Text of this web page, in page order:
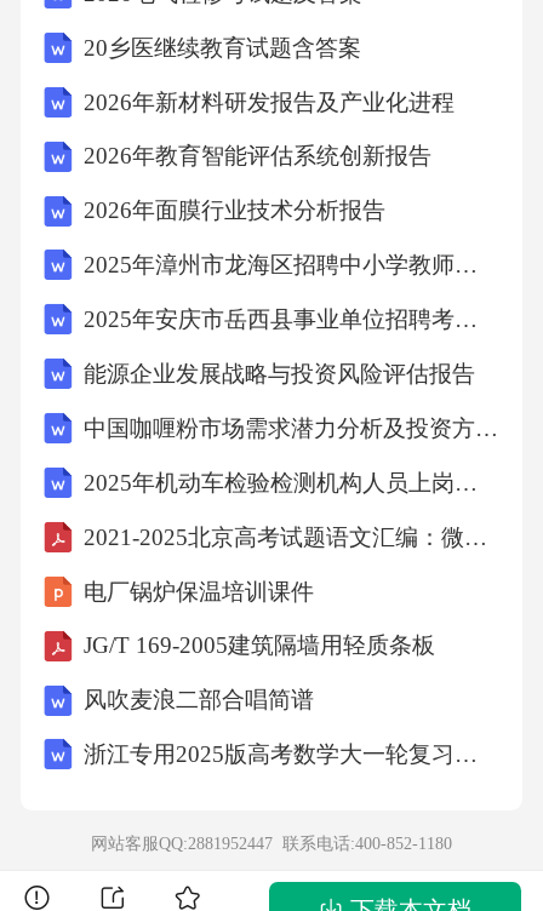
拘留。A.可疑人员B.与案件有关的人员C.被告人
D.现行犯或者重大嫌疑分子【答案】：D17.公
安机关办理的行政案件，如果由（）公安机关
管辖更为适宜的，可以由其公安机关管辖A.违
法行为结果地B.违法行为发现地C.违法行为人居
反党纪的，由（）立案查处。A.法制部门B.纪
检部门C.政工部门D.督察部门【答案】：B19.对
违反治安管理行为人进行传唤的，公安机关应
当及时将传唤的原因和处所通知（）。A.被传
唤人所在单位或家属B.被传唤人所在地的居(村)
民委员会C.被传唤人所在地的公安派出所或家
属D.被传唤人家属【答案】：D20.某一物体可
否作为掩护物，首先要考虑它的（）。A.牢固
案】：D21.辅警年度考核工作于每年年末或翌
年年初进行，考核结果分为优秀、合格、
（）、不合格四个等次。A.不参加考核B.不定
政案件中，构成违反治安管理行为的是（）。
20乡医继续教育试题含答案
2026年新材料研发报告及产业化进程
2026年教育智能评估系统创新报告
2026年面膜行业技术分析报告
2025年漳州市龙海区招聘中小学教师招聘考试试卷真题
2025年安庆市岳西县事业单位招聘考试试卷真题
能源企业发展战略与投资风险评估报告
中国咖喱粉市场需求潜力分析及投资方向预测研究报告
2025年机动车检验检测机构人员上岗内部培训考试试题含答案
2021-2025北京高考试题语文汇编：微写作
电厂锅炉保温培训课件
JG/T 169-2005建筑隔墙用轻质条板
风吹麦浪二部合唱简谱
浙江专用2025版高考数学大一轮复习课时32.1函数及其表示夯基提能作业
网站客服QQ:2881952447 联系电话:400-852-1180